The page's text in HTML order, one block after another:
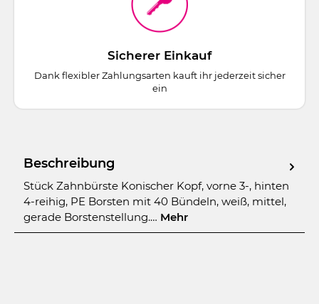
Sicherer Einkauf
Dank flexibler Zahlungsarten kauft ihr jederzeit sicher
ein
Beschreibung
Stück Zahnbürste Konischer Kopf, vorne 3-, hinten
4-reihig, PE Borsten mit 40 Bündeln, weiß, mittel,
gerade Borstenstellung.… Mehr